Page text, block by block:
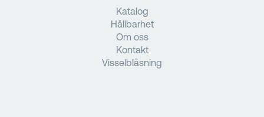
Katalog
Hållbarhet
Om oss
Kontakt
Visselblåsning